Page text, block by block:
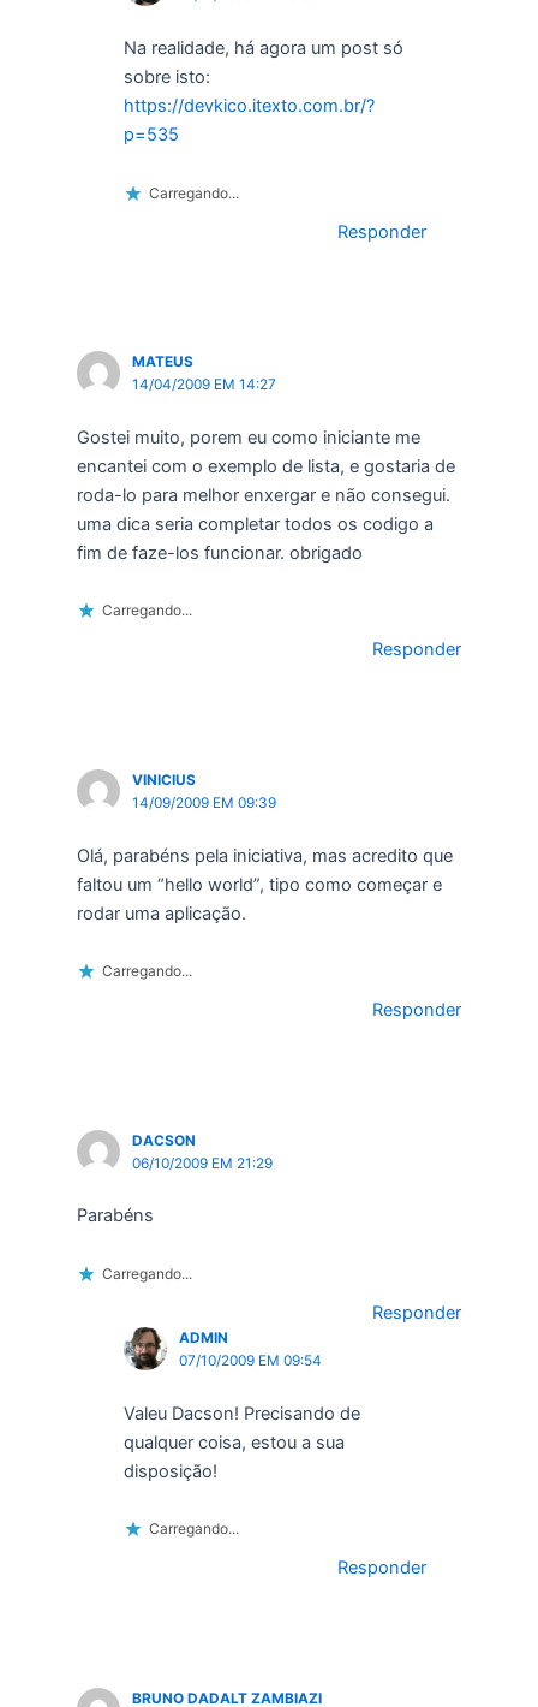
Na realidade, há agora um post só
sobre isto:
https://devkico.itexto.com.br/?
p=535
Carregando...
Responder
MATEUS
14/04/2009 EM 14:27
Gostei muito, porem eu como iniciante me
encantei com o exemplo de lista, e gostaria de
roda-lo para melhor enxergar e não consegui.
uma dica seria completar todos os codigo a
fim de faze-los funcionar. obrigado
Carregando...
Responder
VINICIUS
14/09/2009 EM 09:39
Olá, parabéns pela iniciativa, mas acredito que
faltou um “hello world”, tipo como começar e
rodar uma aplicação.
Carregando...
Responder
DACSON
06/10/2009 EM 21:29
Parabéns
Carregando...
Responder
ADMIN
07/10/2009 EM 09:54
Valeu Dacson! Precisando de
qualquer coisa, estou a sua
disposição!
Carregando...
Responder
BRUNO DADALT ZAMBIAZI